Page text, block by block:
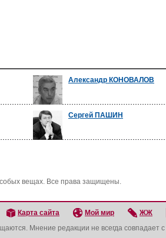
Александр КОНОВАЛОВ
Сергей ПАШИН
вещах. Все права защищены.
Карта сайта Мой мир ЖЖ
Мнение редакции не всегда совпадает